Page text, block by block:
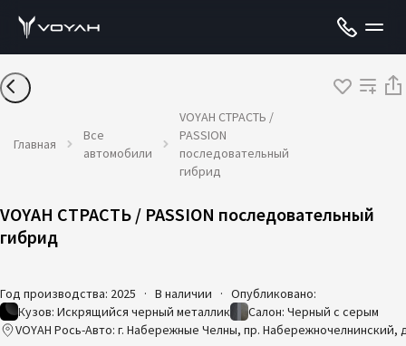
Главная
Все
автомобили
VOYAH СТРАСТЬ /
PASSION
последовательный
гибрид
VOYAH СТРАСТЬ / PASSION последовательный
гибрид
Год производства: 2025 · В наличии · Опубликовано:
Кузов: Искрящийся черный металлик
Салон: Черный с серым
VOYAH Рось-Авто: г. Набережные Челны, пр. Набережночелнинский,